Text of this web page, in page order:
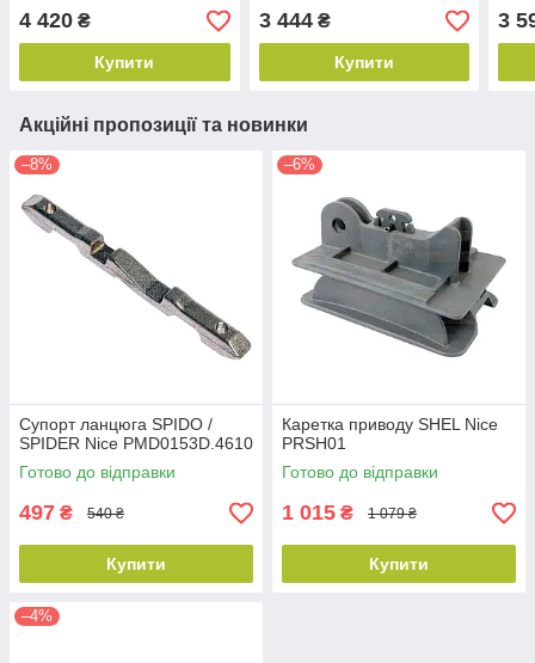
4 420 ₴
Купити
3 444₴
Купити
3
Акційні пропозиції та новинки
–8%
Супорт ланцюга SPIDO /
SPIDER Nice PMD0153D.4610
Готово до відправки
497 ₴ 540 ₴
Купити
–6%
Каретка приводу SHEL Nice
PRSH01
Готово до відправки
1 015 ₴ 1 079 ₴
Купити
–4%